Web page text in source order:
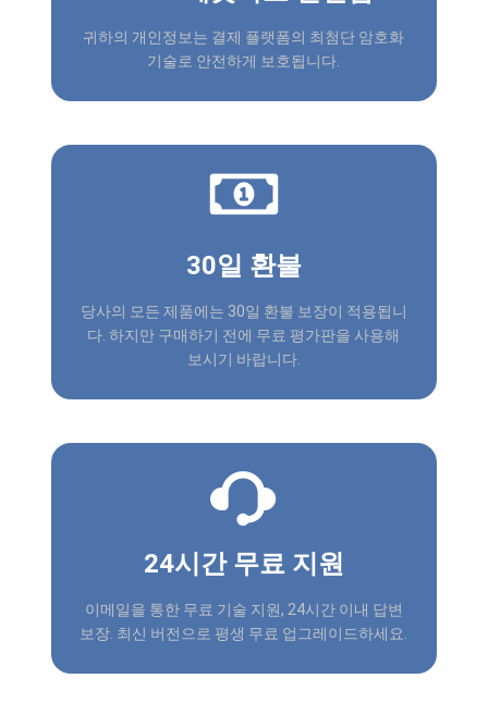
귀하의 개인정보는 결제 플랫폼의 최첨단 암호화
기술로 안전하게 보호됩니다.
30일 환불
당사의 모든 제품에는 30일 환불 보장이 적용됩니
다. 하지만 구매하기 전에 무료 평가판을 사용해
보시기 바랍니다.
24시간 무료 지원
이메일을 통한 무료 기술 지원, 24시간 이내 답변
보장. 최신 버전으로 평생 무료 업그레이드하세요.